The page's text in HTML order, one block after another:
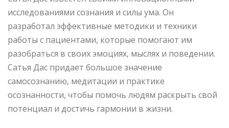
исследованиями сознания и силы ума. Он
разработал эффективные методики и техники
работы с пациентами, которые помогают им
разобраться в своих эмоциях, мыслях и поведении.
Сатья Дас придает большое значение
самосознанию, медитации и практике
осознанности, чтобы помочь людям раскрыть свой
потенциал и достичь гармонии в жизни.